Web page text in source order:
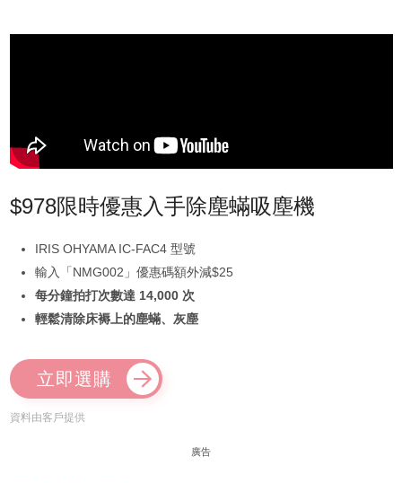
$978限時優惠入手除塵蟎吸塵機
IRIS OHYAMA IC-FAC4 型號
輸入「NMG002」優惠碼額外減$25
每分鐘拍打次數達 14,000 次
輕鬆清除床褥上的塵蟎、灰塵
立即選購
資料由客戶提供
廣告